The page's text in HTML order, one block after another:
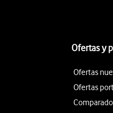
Ofertas y
Ofertas
Ofertas